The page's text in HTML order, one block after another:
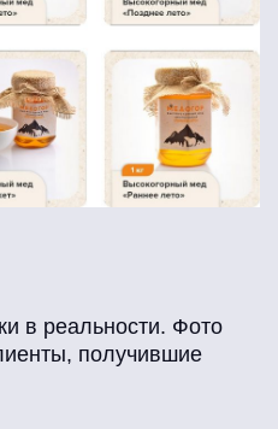
в реальности. Фото
получившие